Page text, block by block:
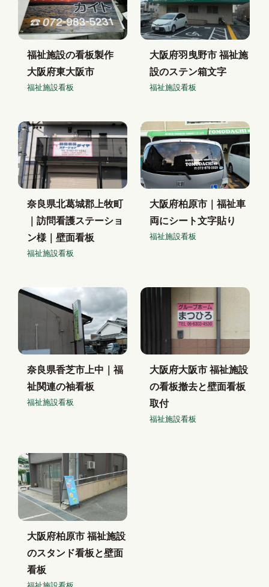
福祉施設の看板製作
大阪府東大阪市
福祉施設看板
大阪府羽曳野市 福祉施
設のステン箱文字
福祉施設看板
奈良県北葛城郡上牧町
｜訪問看護ステーショ
ン様｜壁面看板
福祉施設看板
大阪府柏原市｜福祉車
両にシート文字貼り
福祉施設看板
奈良県香芝市上中｜福
祉関連の袖看板
福祉施設看板
大阪府大阪市 福祉施設
の看板撤去と壁面看板
取付
福祉施設看板
大阪府柏原市 福祉施設
のスタンド看板と壁面
看板